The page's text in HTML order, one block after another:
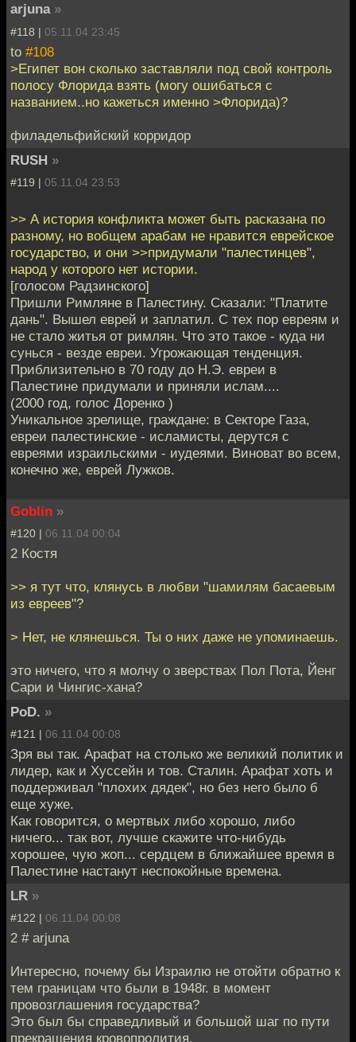
arjuna »
#118 | 05.11.04 23:45
to #108
>Египет вон сколько заставляли под свой контроль
полосу Флорида взять (могу ошибаться с
названием..но кажеться именно >Флорида)?
филадельфийский корридор
RUSH »
#119 | 05.11.04 23:53
>> А история конфликта может быть расказана по
разному, но вобщем арабам не нравится еврейское
государство, и они >>придумали "палестинцев",
народ у которого нет истории.
[голосом Радзинского]
Пришли Римляне в Палестину. Сказали: "Платите
дань". Вышел еврей и заплатил. С тех пор евреям и
не стало житья от римлян. Что это такое - куда ни
сунься - везде евреи. Угрожающая тенденция.
Приблизительно в 70 году до Н.Э. евреи в
Палестине придумали и приняли ислам....
(2000 год, голос Доренко )
Уникальное зрелище, граждане: в Секторе Газа,
евреи палестинские - исламисты, дерутся с
евреями израильскими - иудеями. Виноват во всем,
конечно же, еврей Лужков.
Goblin »
#120 | 06.11.04 00:04
2 Костя
>> я тут что, клянусь в любви "шамилям басаевым
из евреев"?
> Нет, не клянешься. Ты о них даже не упоминаешь.
это ничего, что я молчу о зверствах Пол Пота, Йенг
Сари и Чингис-хана?
PoD. »
#121 | 06.11.04 00:08
Зря вы так. Арафат на столько же великий политик и
лидер, как и Хуссейн и тов. Сталин. Арафат хоть и
поддерживал "плохих дядек", но без него было б
еще хуже.
Как говорится, о мертвых либо хорошо, либо
ничего... так вот, лучше скажите что-нибудь
хорошее, чую жоп... сердцем в ближайшее время в
Палестине настанут неспокойные времена.
LR »
#122 | 06.11.04 00:08
2 # arjuna
Интересно, почему бы Израилю не отойти обратно к
тем границам что были в 1948г. в момент
провозглашения государства?
Это был бы справедливый и большой шаг по пути
прекращения кровопролития.